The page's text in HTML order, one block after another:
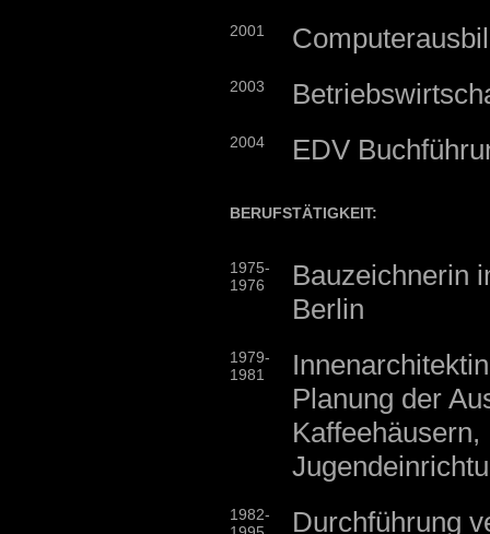
2001
2003
2004 EDV
BERUFSTÄTIGKEIT:
1975-
1976
Bauzeichnerin
Berlin
1979-
1981
Planung der
1982-
Durchführung